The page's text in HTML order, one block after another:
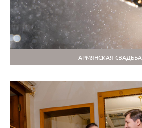
АРМЯНСКАЯ СВАДЬБА